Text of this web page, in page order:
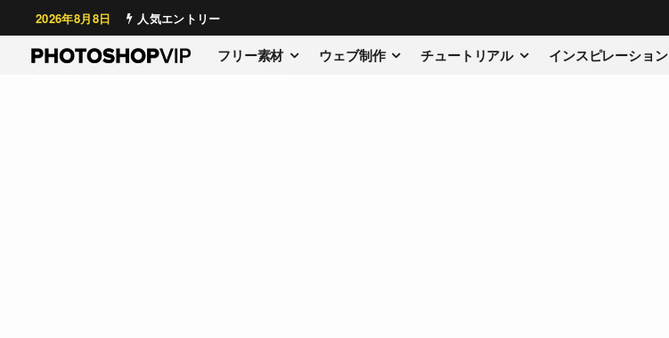
2026年8月8日 人気エントリー
フリー素材 ウェブ制作 チュートリアル インスピレーション